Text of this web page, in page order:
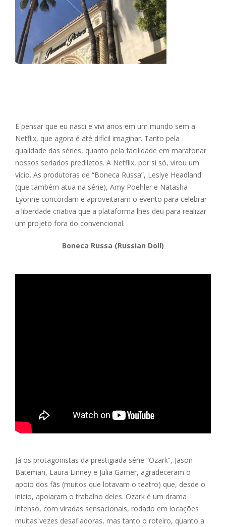
E pensar que eu nasci e vivi anos em um mundo sem a
Netflix, que agora é até difícil imaginar. Tanto pela
qualidade das séries, quanto pela facilidade em maratonar
nossos seriados prediletos. A Netflix, por si só, virou um
vício. As produtoras de “Boneca Russa”, Leslye Headland
(que também atua na série), Amy Poehler e Natasha
Lyonne concordam e aproveitaram o evento para celebrar
a liberdade criativa que a plataforma lhes deu para realizar
um projeto fora do convencional.
Boneca Russa (Russian Doll)
Já os protagonistas da prestigiada série “Ozark”, Jason
Bateman, Laura Linney e Julia Garner, agradeceram o
apoio dos fãs (muitos que lotavam o teatro) que, desde o
início, apoiaram o trabalho deles. Ozark é um drama
intenso, com viradas sensacionais, rodado em locações
muitas vezes desafiadoras, mas tanto o roteiro, quanto a